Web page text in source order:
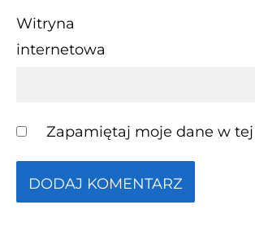
Witryna
internetowa
Zapamiętaj moje dane w